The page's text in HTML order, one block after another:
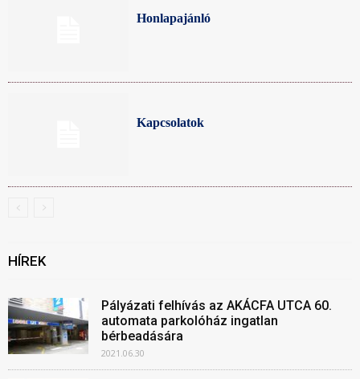
Honlapajánló
Kapcsolatok
HÍREK
Pályázati felhívás az AKÁCFA UTCA 60.
automata parkolóház ingatlan
bérbeadására
2021.06.30